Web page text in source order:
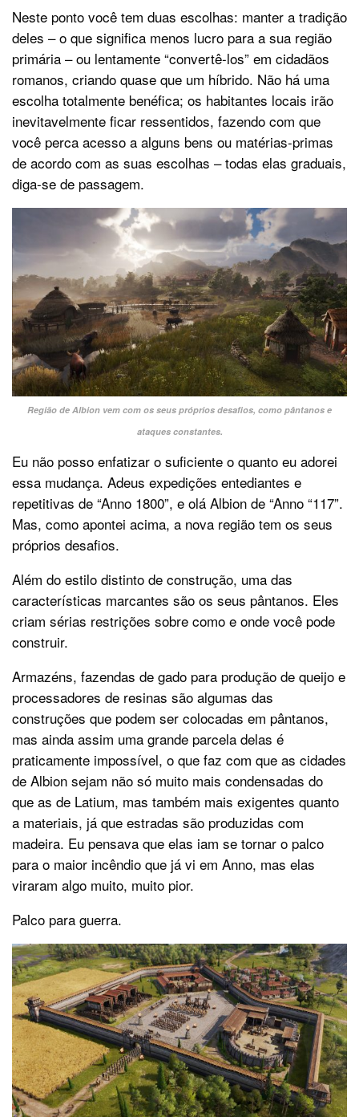
Neste ponto você tem duas escolhas: manter a tradição
deles – o que significa menos lucro para a sua região
primária – ou lentamente “convertê-los” em cidadãos
romanos, criando quase que um híbrido. Não há uma
escolha totalmente benéfica; os habitantes locais irão
inevitavelmente ficar ressentidos, fazendo com que
você perca acesso a alguns bens ou matérias-primas
de acordo com as suas escolhas – todas elas graduais,
diga-se de passagem.
Região de Albion vem com os seus próprios desafios, como pântanos e
ataques constantes.
Eu não posso enfatizar o suficiente o quanto eu adorei
essa mudança. Adeus expedições entediantes e
repetitivas de “Anno 1800”, e olá Albion de “Anno “117”.
Mas, como apontei acima, a nova região tem os seus
próprios desafios.
Além do estilo distinto de construção, uma das
características marcantes são os seus pântanos. Eles
criam sérias restrições sobre como e onde você pode
construir.
Armazéns, fazendas de gado para produção de queijo e
processadores de resinas são algumas das
construções que podem ser colocadas em pântanos,
mas ainda assim uma grande parcela delas é
praticamente impossível, o que faz com que as cidades
de Albion sejam não só muito mais condensadas do
que as de Latium, mas também mais exigentes quanto
a materiais, já que estradas são produzidas com
madeira. Eu pensava que elas iam se tornar o palco
para o maior incêndio que já vi em Anno, mas elas
viraram algo muito, muito pior.
Palco para guerra.